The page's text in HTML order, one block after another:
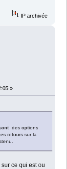
IP archivée
»
des options
retours sur la
ce qui est ou